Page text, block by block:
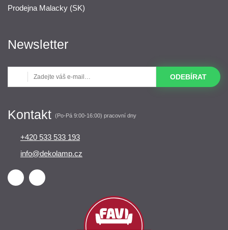
Prodejna Malacky (SK)
Newsletter
ODEBÍRAT
Kontakt (Po-Pá 9:00-16:00) pracovní dny
+420 533 533 193
info@dekolamp.cz